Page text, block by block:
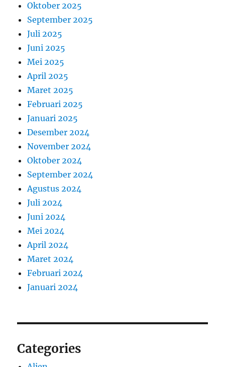
Oktober 2025
September 2025
Juli 2025
Juni 2025
Mei 2025
April 2025
Maret 2025
Februari 2025
Januari 2025
Desember 2024
November 2024
Oktober 2024
September 2024
Agustus 2024
Juli 2024
Juni 2024
Mei 2024
April 2024
Maret 2024
Februari 2024
Januari 2024
Categories